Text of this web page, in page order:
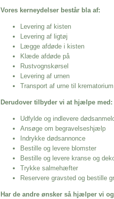
Vores kerneydelser består bla af:
Levering af kisten
Levering af ligtøj
Lægge afdøde i kisten
Klæde afdøde på
Rustvognskørsel
Levering af urnen
Transport af urne til krematorium
Derudover tilbyder vi at hjælpe med:
Udfylde og indlevere
Ansøge om begravelseshjælp
Indrykke dødsannonce
Bestille og levere blomster
Bestille og levere kranse og
Trykke salmehæfter
Reservere gravsted og bestille
Har de andre ønsker så hjælper vi